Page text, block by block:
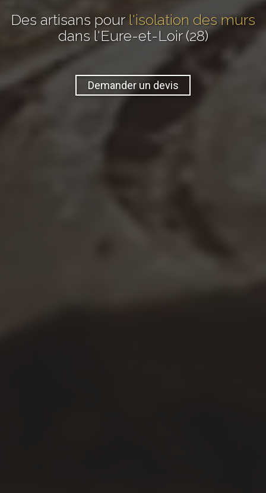
Des artisans pour l'isolation des murs
dans l'Eure-et-Loir (28)
Demander un devis